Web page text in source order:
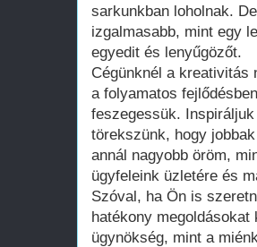
sarkunkban loholnak.
izgalmasabb, mint egy
egyedit és lenyűgözőt.
Cégünknél a
a folyamatos
feszegessük.
törekszünk, hogy
annál nagyobb öröm,
ügyfeleink üzletére és
Szóval, ha Ön is
hatékony
ügynökség, mint a